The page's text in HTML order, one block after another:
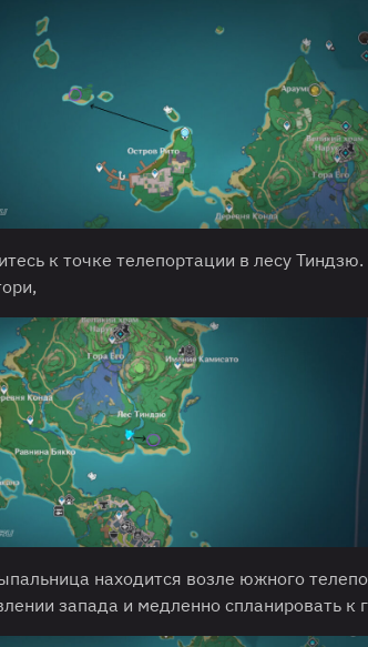
к точке телепортации в лесу
находится возле южного
запада и медленно спланировать к